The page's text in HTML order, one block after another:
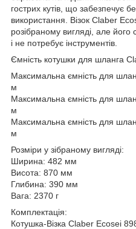
гострих кутів, що забезпечує
використання. Візок Claber
розібраному вигляді, але
і не потребує інструментів.
Ємність котушки для шланга
Максимальна ємність для
м
Максимальна ємність для
м
Максимальна ємність для
м
Розміри у зібраному вигляді:
Ширина: 482 мм
Висота: 870 мм
Глибина: 390 мм
Вага: 2370 г
Комплектація:
Котушка-Візка Claber Ecosei